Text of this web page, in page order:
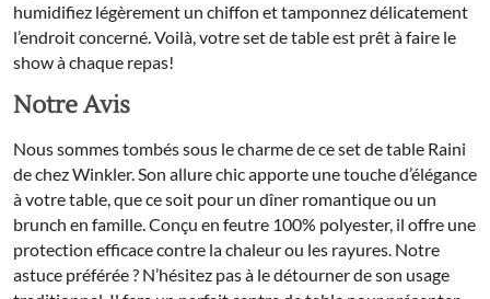
humidifiez légèrement un chiffon et tamponnez délicatement
l’endroit concerné. Voilà, votre set de table est prêt à faire le
show à chaque repas!
Notre Avis
Nous sommes tombés sous le charme de ce set de table Raini
de chez Winkler. Son allure chic apporte une touche d’élégance
à votre table, que ce soit pour un dîner romantique ou un
brunch en famille. Conçu en feutre 100% polyester, il offre une
protection efficace contre la chaleur ou les rayures. Notre
astuce préférée ? N’hésitez pas à le détourner de son usage